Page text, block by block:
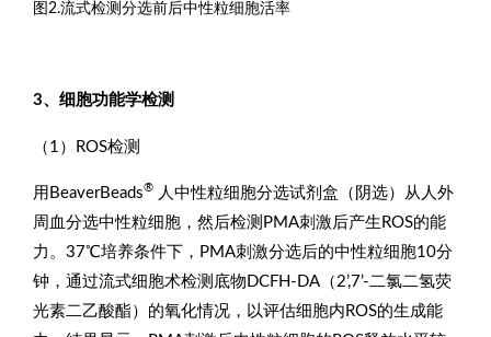
图2.流式检测分选前后中性粒细胞活率
3、细胞功能学检测
（1）ROS检测
用BeaverBeads®
人中性粒细胞分选试剂盒（阴选）从人外
周血分选中性粒细胞，然后检测PMA刺激后产生ROS的能
力。37℃培养条件下，PMA刺激分选后的中性粒细胞10分
钟，通过流式细胞术检测底物DCFH-DA（2’,7’-二氯二氢荧
光素二乙酸酯）的氧化情况，以评估细胞内ROS的生成能